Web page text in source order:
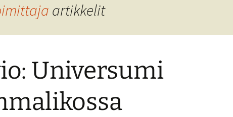
artikkelit
Universumi